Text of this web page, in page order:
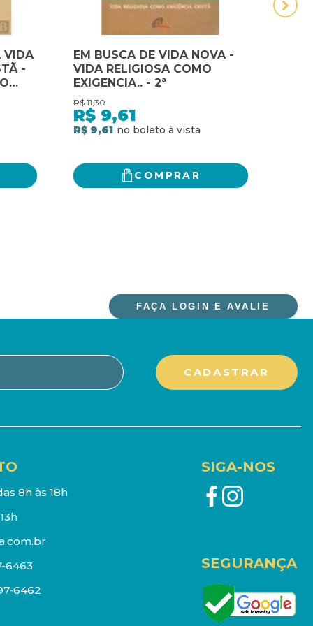
VIDA
-
EM BUSCA DE VIDA NOVA -
VIDA RELIGIOSA COMO
EXIGENCIA.. - 2ª
R$ 11,30
R$ 9,61
R$ 9,61
COMPRAR
FAÇA LOGIN E AVALIE
8h às 18h
6463
6462
SIGA-NOS
SEGURANÇA